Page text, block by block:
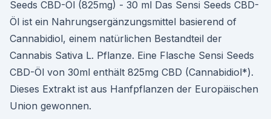
Seeds CBD-Öl (825mg) - 30 ml Das Sensi Seeds CBD-
Öl ist ein Nahrungsergänzungsmittel basierend of
Cannabidiol, einem natürlichen Bestandteil der
Cannabis Sativa L. Pflanze. Eine Flasche Sensi Seeds
CBD-Öl von 30ml enthält 825mg CBD (Cannabidiol*).
Dieses Extrakt ist aus Hanfpflanzen der Europäischen
Union gewonnen.